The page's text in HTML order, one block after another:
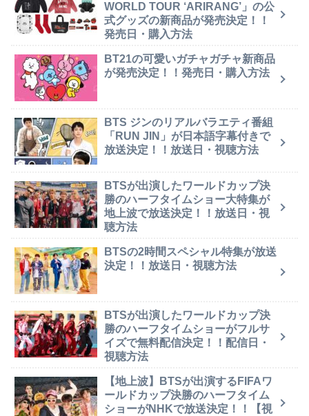
WORLD TOUR ‘ARIRANG’」の公
式グッズの新商品が発売決定！！
発売日・購入方法
BT21の可愛いガチャガチャ新商品
が発売決定！！発売日・購入方法
BTS ジンのリアルバラエティ番組
「RUN JIN」が日本語字幕付きで
放送決定！！放送日・視聴方法
BTSが出演したワールドカップ決
勝のハーフタイムショー大特集が
地上波で放送決定！！放送日・視
聴方法
BTSの2時間スペシャル特集が放送
決定！！放送日・視聴方法
BTSが出演したワールドカップ決
勝のハーフタイムショーがフルサ
イズで無料配信決定！！配信日・
視聴方法
【地上波】BTSが出演するFIFAワ
ールドカップ決勝のハーフタイム
ショーがNHKで放送決定！！【視